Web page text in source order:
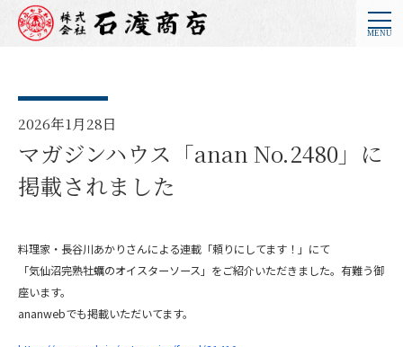
2026年1月28日
マガジンハウス「anan No.2480」に
掲載されました
料理家・長谷川あかりさんによる連載「頼りにしてます！」にて
「気仙沼完熟牡蠣のオイスターソース」をご紹介いただきました。有難う御
座います。
ananwebでも掲載いただいてます。